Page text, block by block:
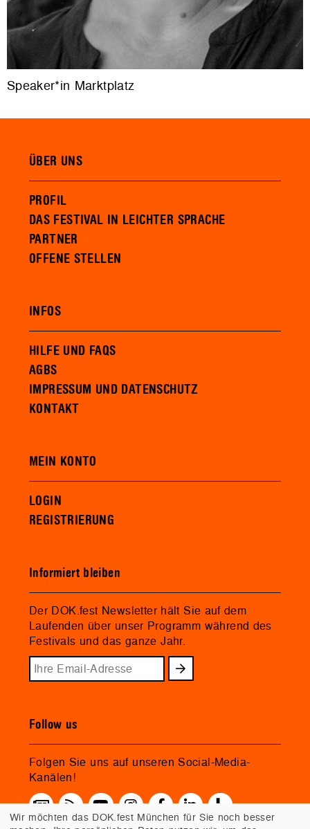
Speaker*in Marktplatz
ÜBER UNS
PROFIL
DAS FESTIVAL IN LEICHTER SPRACHE
PARTNER
OFFENE STELLEN
INFOS
HILFE UND FAQS
AGBS
IMPRESSUM UND DATENSCHUTZ
KONTAKT
MEIN KONTO
LOGIN
REGISTRIERUNG
Informiert bleiben
Der DOK.fest Newsletter hält Sie auf dem
Laufenden über unser Programm während des
Festivals und das ganze Jahr.
Follow us
Folgen Sie uns auf unseren Social-Media-
Kanälen!
Wir möchten das DOK.fest München für Sie noch besser